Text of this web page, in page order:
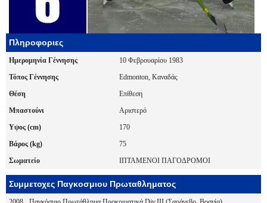
Πληροφοριες
Ημερομηνία Γέννησης
10 Φεβρουαρίου 1983
Τόπος Γέννησης
Edmonton, Καναδάς
Θέση
Επίθεση
Μπαστούνι
Αριστερό
Υψος (cm)
170
Βάρος (kg)
75
Σωματείο
ΙΠΤΑΜΕΝΟΙ ΠΑΓΟΔΡΟΜΟΙ
Συμμετοχες Παγκοσμιου Πρωταθληματος